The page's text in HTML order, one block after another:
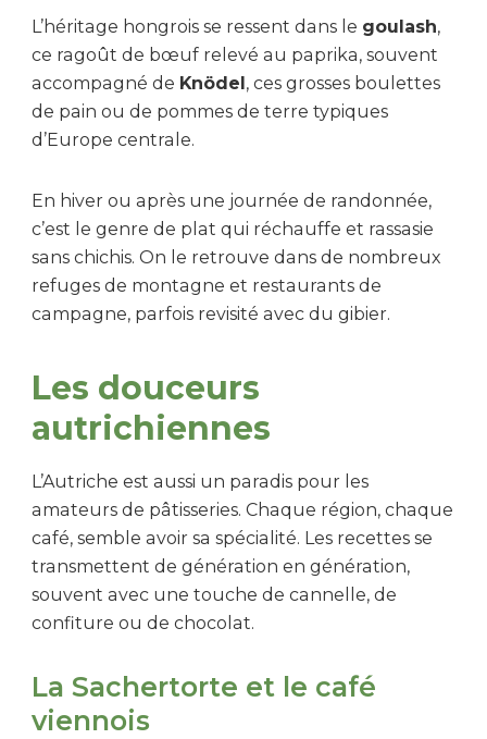
L’héritage hongrois se ressent dans le goulash,
ce ragoût de bœuf relevé au paprika, souvent
accompagné de Knödel , ces grosses boulettes
de pain ou de pommes de terre typiques
d’Europe centrale.
En hiver ou après une journée de randonnée,
c’est le genre de plat qui réchauffe et rassasie
sans chichis. On le retrouve dans de nombreux
refuges de montagne et restaurants de
campagne, parfois revisité avec du gibier.
Les douceurs
autrichiennes
L’Autriche est aussi un paradis pour les
amateurs de pâtisseries. Chaque région, chaque
café, semble avoir sa spécialité. Les recettes se
transmettent de génération en génération,
souvent avec une touche de cannelle, de
confiture ou de chocolat.
La Sachertorte et le café
viennois